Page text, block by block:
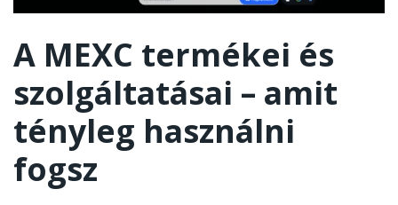
A MEXC termékei és
szolgáltatásai – amit
tényleg használni
fogsz